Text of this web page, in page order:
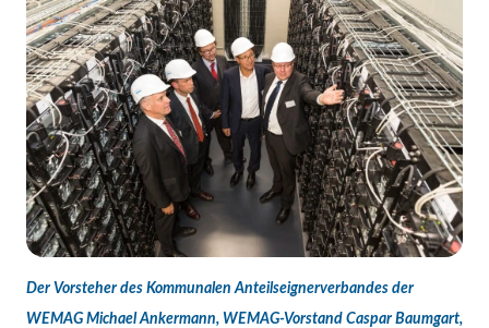
Der Vorsteher des Kommunalen Anteilseignerverbandes der
WEMAG Michael Ankermann, WEMAG-Vorstand Caspar Baumgart,